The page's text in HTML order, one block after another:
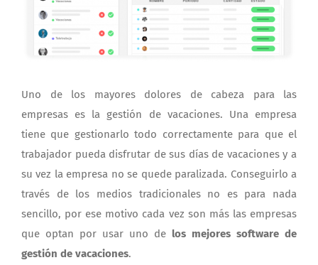
Uno de los mayores dolores de cabeza para las
empresas es la gestión de vacaciones. Una empresa
tiene que gestionarlo todo correctamente para que el
trabajador pueda disfrutar de sus días de vacaciones y a
su vez la empresa no se quede paralizada. Conseguirlo a
través de los medios tradicionales no es para nada
sencillo, por ese motivo cada vez son más las empresas
que optan por usar uno de los mejores software de
gestión de vacaciones.